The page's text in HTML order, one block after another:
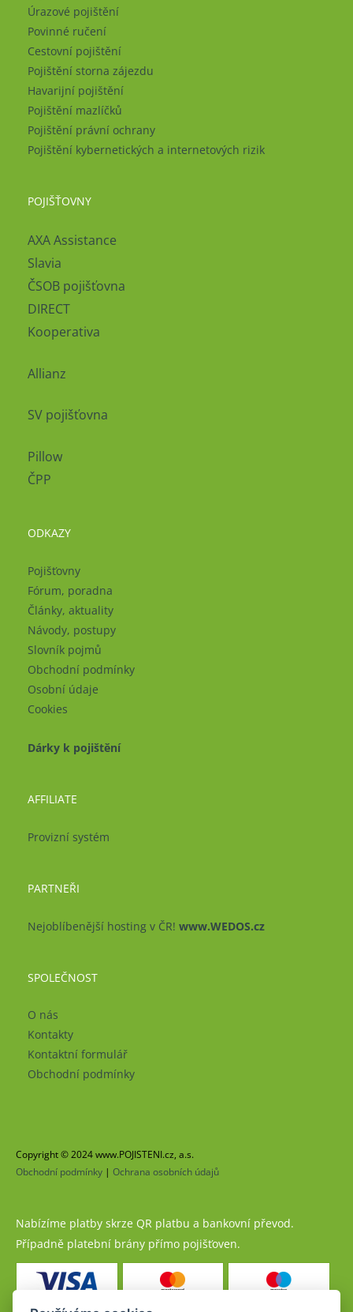
Úrazové pojištění
Povinné ručení
Cestovní pojištění
Pojištění storna zájezdu
Havarijní pojištění
Pojištění mazlíčků
Pojištění právní ochrany
Pojištění kybernetických a internetových rizik
POJIŠŤOVNY
AXA Assistance
Slavia
ČSOB pojišťovna
DIRECT
Kooperativa
Allianz
SV pojišťovna
Pillow
ČPP
ODKAZY
Pojišťovny
Fórum, poradna
Články, aktuality
Návody, postupy
Slovník pojmů
Obchodní podmínky
Osobní údaje
Cookies
Dárky k pojištění
AFFILIATE
Provizní systém
PARTNEŘI
Nejoblíbenější hosting v ČR! www.WEDOS.cz
SPOLEČNOST
O nás
Kontakty
Kontaktní formulář
Obchodní podmínky
Copyright © 2024 www.POJISTENI.cz, a.s.
Obchodní podmínky | Ochrana osobních údajů
Nabízíme platby skrze QR platbu a bankovní převod.
Případně platební brány přímo pojišťoven.